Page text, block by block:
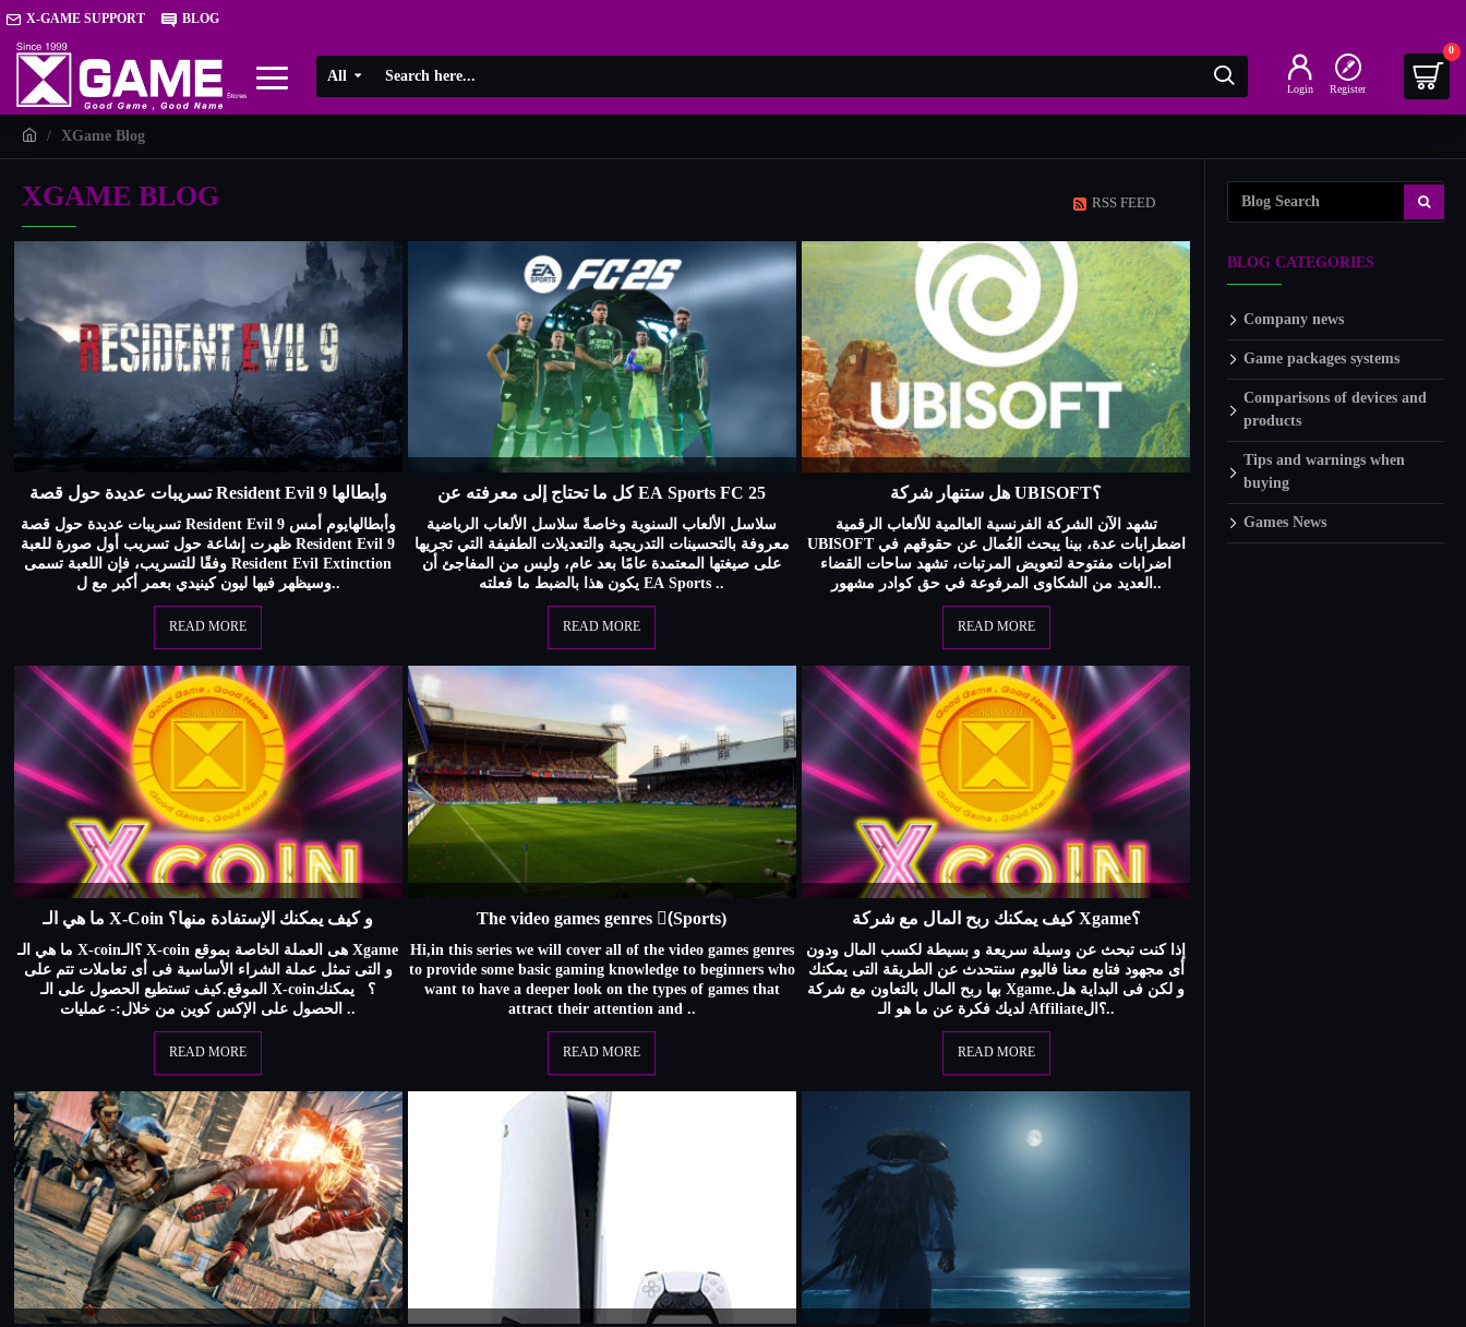
X-GAME SUPPORT BLOG
All Login Register
0
XGame Blog
XGAME BLOG RSS FEED
تسريبات عديدة حول قصة Resident Evil 9 وأبطالها
تسريبات عديدة حول قصة Resident Evil 9 وأبطالهايوم أمس
ظهرت إشاعة حول تسريب أول صورة للعبة Resident Evil 9
وفقًا للتسريب، فإن اللعبة تسمى Resident Evil Extinction
وسيظهر فيها ليون كينيدي بعمر أكبر مع ل..
READ MORE
كل ما تحتاج إلى معرفته عن EA Sports FC 25
سلاسل الألعاب السنوية وخاصةً سلاسل الألعاب الرياضية
معروفة بالتحسينات التدريجية والتعديلات الطفيفة التي تجريها
على صيغتها المعتمدة عامًا بعد عام، وليس من المفاجئ أن
يكون هذا بالضبط ما فعلته EA Sports ..
READ MORE
هل ستنهار شركة UBISOFT؟
تشهد الآن الشركة الفرنسية العالمية للألعاب الرقمية
UBISOFT اضطرابات عدة، بينا يبحث العُمال عن حقوقهم في
اضرابات مفتوحة لتعويض المرتبات، تشهد ساحات القضاء
العديد من الشكاوى المرفوعة في حق كوادر مشهور..
READ MORE
ما هي الـ X-Coin و كيف يمكنك الإستفادة منها؟
ما هي الـ X-coin؟الـ X-coin هى العملة الخاصة بموقع Xgame
و التى تمثل عملة الشراء الأساسية فى أى تعاملات تتم على
الموقع.كيف تستطيع الحصول على الـ X-coin؟ يمكنك
الحصول على الإكس كوين من خلال:- عمليات ..
READ MORE
The video games genres (ٍSports)
Hi,in this series we will cover all of the video games genres
to provide some basic gaming knowledge to beginners who
want to have a deeper look on the types of games that
attract their attention and ..
READ MORE
كيف يمكنك ربح المال مع شركة Xgame؟
إذا كنت تبحث عن وسيلة سريعة و بسيطة لكسب المال ودون
أى مجهود فتابع معنا فاليوم سنتحدث عن الطريقة التى يمكنك
بها ربح المال بالتعاون مع شركة Xgame.و لكن فى البداية هل
لديك فكرة عن ما هو الـ Affiliate؟ال..
READ MORE
BLOG CATEGORIES
Company news
Game packages systems
Comparisons of devices and
products
Tips and warnings when
buying
Games News